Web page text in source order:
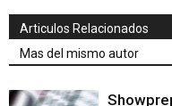
Articulos Relacionados
Mas del mismo autor